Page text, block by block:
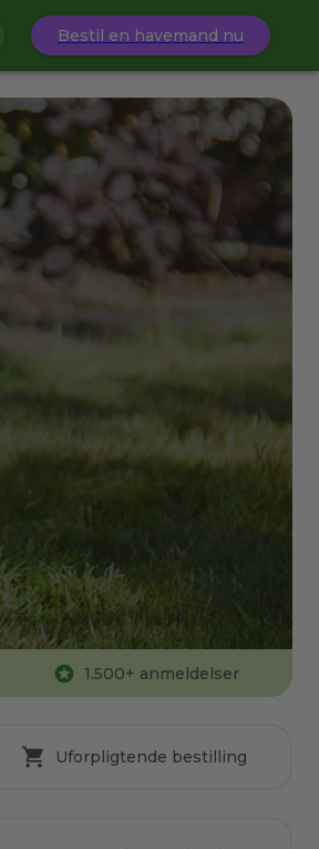
Bestil en havemand nu
1.500+ anmeldelser
Uforpligtende bestilling